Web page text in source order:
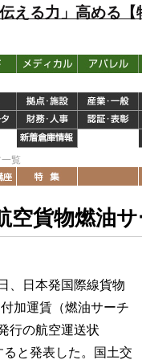
える力」高める
覧
空貨物燃油
、日本発国際線貨物
加運賃（燃油サーチ
行の航空運送状
ると発表した。国土交